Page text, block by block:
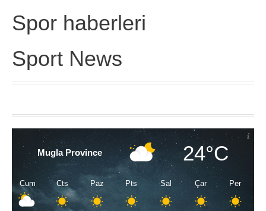
Spor haberleri
Sport News
Mugla Province 24°C
Cum Cts Paz Pts Sal Çar Per